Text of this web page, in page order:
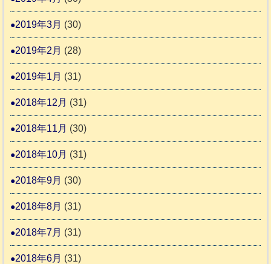
2019年3月 (30)
2019年2月 (28)
2019年1月 (31)
2018年12月 (31)
2018年11月 (30)
2018年10月 (31)
2018年9月 (30)
2018年8月 (31)
2018年7月 (31)
2018年6月 (31)